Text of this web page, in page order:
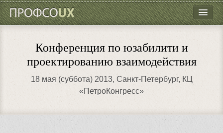
ПрофсоUX
Докладчики
Место проведения
Партнёры
Конференция по юзабилити и
проектированию взаимодействия
18 мая (суббота) 2013, Санкт-Петербург, КЦ
«ПетроКонгресс»